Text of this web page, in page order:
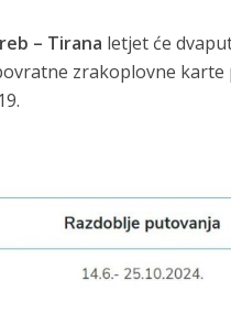
– Tirana letjet će
zrakoplovne karte